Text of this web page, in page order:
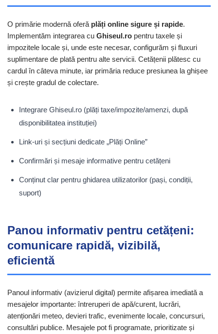
O primărie modernă oferă plăți online sigure și rapide.
Implementăm integrarea cu Ghiseul.ro pentru taxele și
impozitele locale și, unde este necesar, configurăm și fluxuri
suplimentare de plată pentru alte servicii. Cetățenii plătesc cu
cardul în câteva minute, iar primăria reduce presiunea la ghișee
și crește gradul de colectare.
Integrare Ghiseul.ro (plăți taxe/impozite/amenzi, după
disponibilitatea instituției)
Link-uri și secțiuni dedicate „Plăți Online”
Confirmări și mesaje informative pentru cetățeni
Conținut clar pentru ghidarea utilizatorilor (pași, condiții,
suport)
Panou informativ pentru cetățeni:
comunicare rapidă, vizibilă,
eficientă
Panoul informativ (avizierul digital) permite afișarea imediată a
mesajelor importante: întreruperi de apă/curent, lucrări,
atenționări meteo, devieri trafic, evenimente locale, concursuri,
consultări publice. Mesajele pot fi programate, prioritizate și